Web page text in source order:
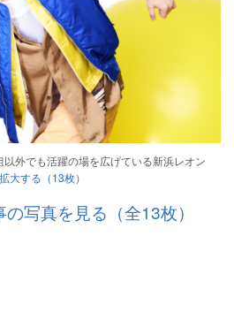
外でも活躍の場を広げている新浜レオン
拡大する（13枚）
の写真を見る（全13枚）